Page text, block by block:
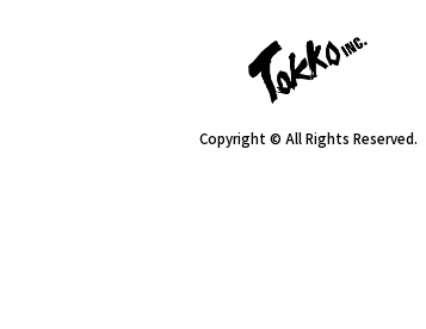
Copyright © All Rights Reserved.